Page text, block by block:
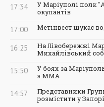
17:34
У Маріуполі полк
окупантів
17:00 Метінвест шукає
16:25
На Лівобережжі
Михайлівський
15:50
У боях за
з ММА
14:57
Представники
розмістити у